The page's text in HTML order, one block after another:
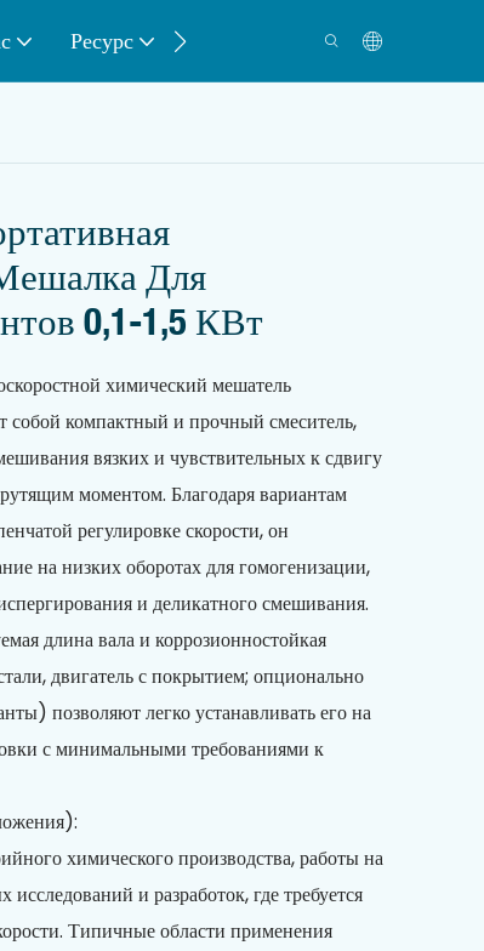
Ресурс
Для
0,1-1,5 КВт
химический мешатель
собой компактный и прочный смеситель,
вязких и чувствительных к сдвигу
моментом. Благодаря вариантам
​​регулировке скорости, он
на низких оборотах для гомогенизации,
и деликатного смешивания.
длина вала и коррозионностойкая
двигатель с покрытием; опционально
позволяют легко устанавливать его на
с минимальными требованиями к
химического производства, работы на
и разработок, где требуется
Типичные области применения